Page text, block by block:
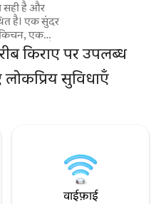
सही है और
है। एक सुंदर
किचन, एक
से लैस
कुदरती
से हर चीज़
किराए पर उपलब्ध
सुविधाएँ
वाईफ़ाई